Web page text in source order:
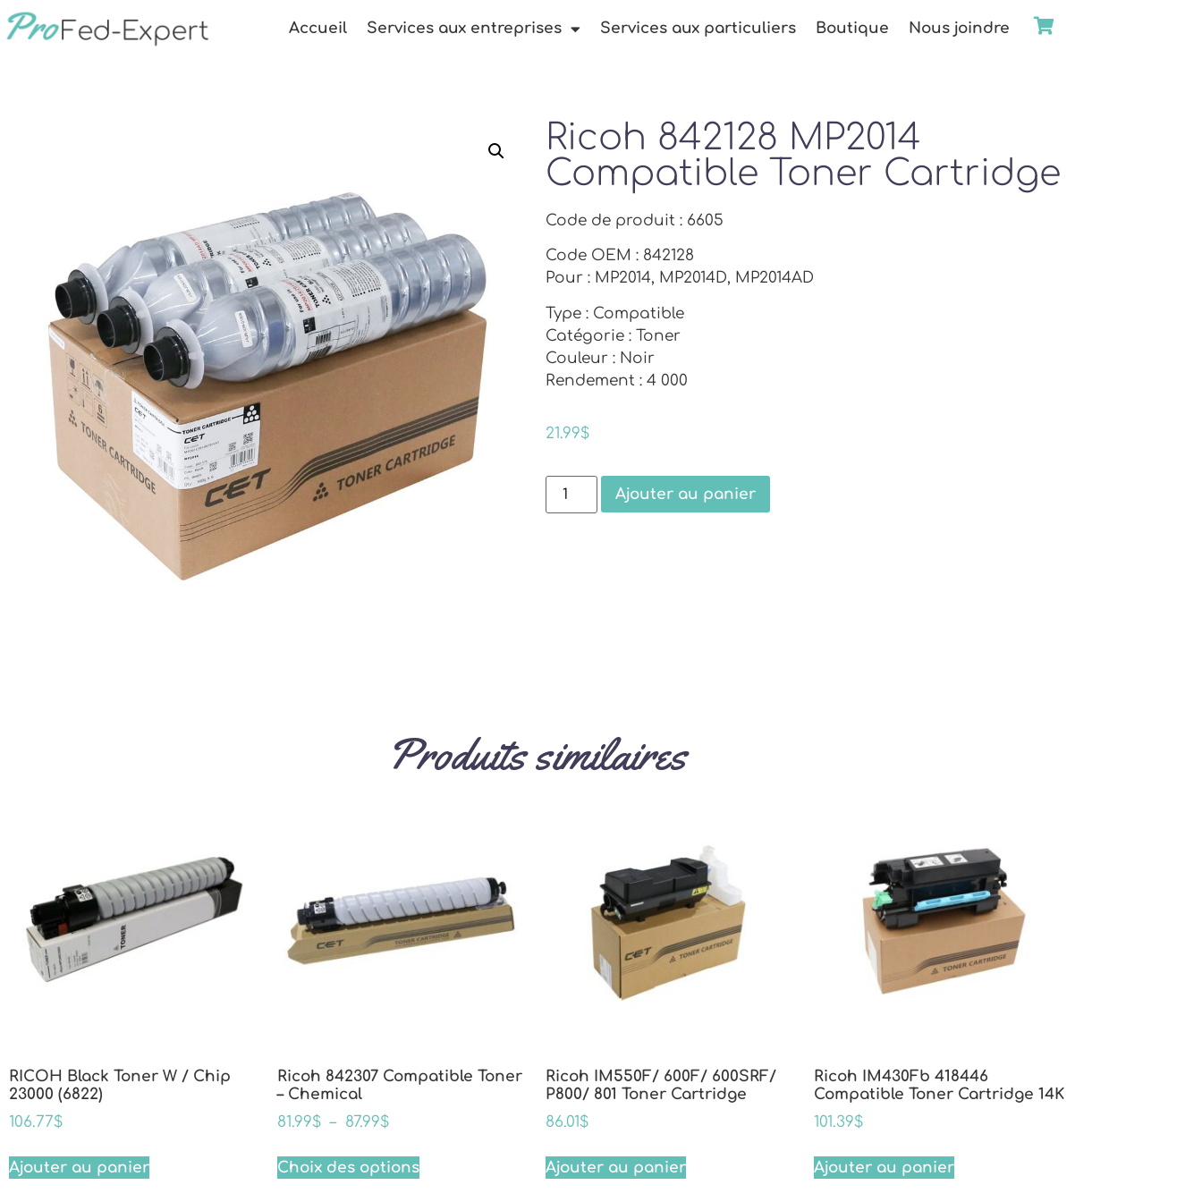
Accueil Services aux entreprises Services aux particuliers Boutique Nous joindre
Ricoh 842128 MP2014
Compatible Toner Cartridge
Code de produit : 6605
Code OEM : 842128
Pour : MP2014, MP2014D, MP2014AD
Type : Compatible
Catégorie : Toner
Couleur : Noir
Rendement : 4 000
21.99$
Ajouter au panier
Produits similaires
RICOH Black Toner W / Chip
23000 (6822)
106.77$
Ajouter au panier
Ricoh 842307 Compatible Toner
– Chemical
81.99$ – 87.99$
Choix des options
Ricoh IM550F/ 600F/ 600SRF/
P800/ 801 Toner Cartridge
86.01$
Ajouter au panier
Ricoh IM430Fb 418446
Compatible Toner Cartridge 14K
101.39$
Ajouter au panier